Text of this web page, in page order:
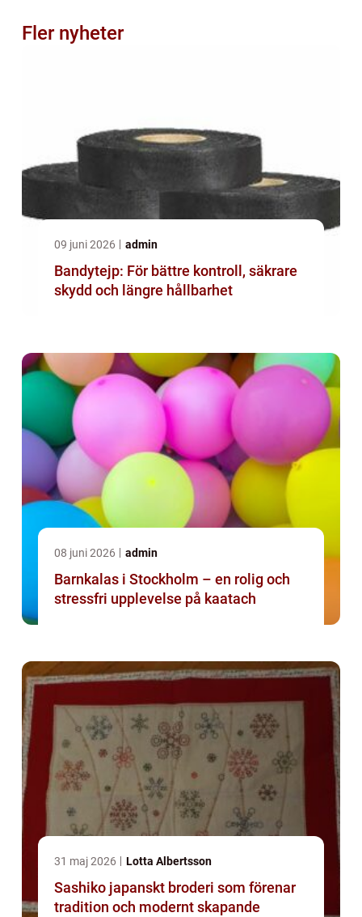
Fler nyheter
09 juni 2026 admin
Bandytejp: För bättre kontroll, säkrare
skydd och längre hållbarhet
08 juni 2026 admin
Barnkalas i Stockholm – en rolig och
stressfri upplevelse på kaatach
31 maj 2026 Lotta Albertsson
Sashiko japanskt broderi som förenar
tradition och modernt skapande